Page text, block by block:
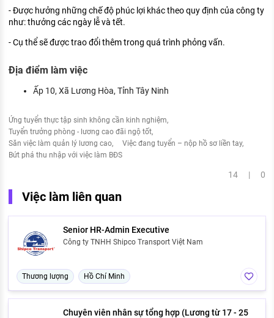
- Được hưởng những chế độ phúc lợi khác theo quy định của công ty
như: thưởng các ngày lễ và tết.
- Cụ thể sẽ được trao đổi thêm trong quá trình phỏng vấn.
Địa điểm làm việc
Ấp 10, Xã Lương Hòa, Tỉnh Tây Ninh
Ứng tuyển thực tập sinh không cần kinh nghiệm
Tuyển trưởng phòng - lương cao đãi ngộ tốt
Săn việc làm quản lý lương cao
Việc đang tuyển – nộp hồ sơ liền tay
Bứt phá thu nhập với việc làm BĐS
14 | 0
Việc làm liên quan
Senior HR-Admin Executive
Công ty TNHH Shipco Transport Việt Nam
Thương lượng Hồ Chí Minh
Chuyên viên nhân sự tổng hợp (Lương từ 17 - 25